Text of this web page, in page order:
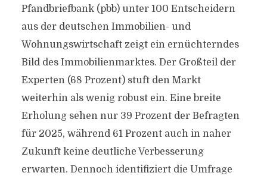
Pfandbriefbank (pbb) unter 100 Entscheidern
aus der deutschen Immobilien- und
Wohnungswirtschaft zeigt ein ernüchterndes
Bild des Immobilienmarktes. Der Großteil der
Experten (68 Prozent) stuft den Markt
weiterhin als wenig robust ein. Eine breite
Erholung sehen nur 39 Prozent der Befragten
für 2025, während 61 Prozent auch in naher
Zukunft keine deutliche Verbesserung
erwarten. Dennoch identifiziert die Umfrage